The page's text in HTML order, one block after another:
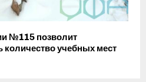
№115 позволит
количество учебных мест